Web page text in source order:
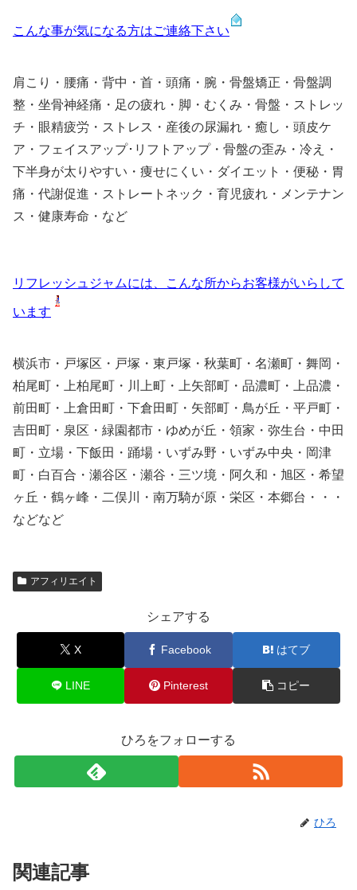
こんな事が気になる方はご連絡下さい
肩こり・腰痛・背中・首・頭痛・腕・骨盤矯正・骨盤調
整・坐骨神経痛・足の疲れ・脚・むくみ・骨盤・ストレッ
チ・眼精疲労・ストレス・産後の尿漏れ・癒し・頭皮ケ
ア・フェイスアップ･リフトアップ・骨盤の歪み・冷え・
下半身が太りやすい・痩せにくい・ダイエット・便秘・胃
痛・代謝促進・ストレートネック・育児疲れ・メンテナン
ス・健康寿命・など
リフレッシュジャムには、こんな所からお客様がいらして
います
横浜市・戸塚区・戸塚・東戸塚・秋葉町・名瀬町・舞岡・
柏尾町・上柏尾町・川上町・上矢部町・品濃町・上品濃・
前田町・上倉田町・下倉田町・矢部町・鳥が丘・平戸町・
吉田町・泉区・緑園都市・ゆめが丘・領家・弥生台・中田
町・立場・下飯田・踊場・いずみ野・いずみ中央・岡津
町・白百合・瀬谷区・瀬谷・三ツ境・阿久和・旭区・希望
ヶ丘・鶴ヶ峰・二俣川・南万騎が原・栄区・本郷台・・・
などなど
アフィリエイト
シェアする
X Facebook はてブ
LINE Pinterest コピー
ひろをフォローする
ひろ
関連記事